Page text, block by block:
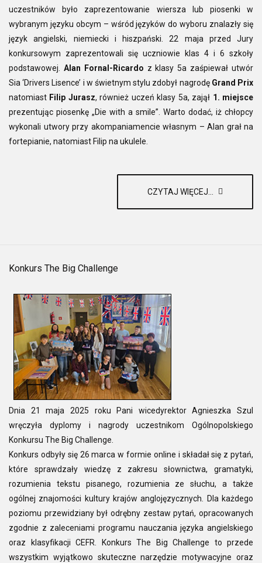
uczestników było zaprezentowanie wiersza lub piosenki w
wybranym języku obcym – wśród języków do wyboru znalazły się
język angielski, niemiecki i hiszpański. 22 maja przed Jury
konkursowym zaprezentowali się uczniowie klas 4 i 6 szkoły
podstawowej. Alan Fornal-Ricardo z klasy 5a zaśpiewał utwór
Sia ‘Drivers Lisence’ i w świetnym stylu zdobył nagrodę Grand Prix
natomiast Filip Jurasz, również uczeń klasy 5a, zajął 1. miejsce
prezentując piosenkę „Die with a smile”. Warto dodać, iż chłopcy
wykonali utwory przy akompaniamencie własnym – Alan grał na
fortepianie, natomiast Filip na ukulele.
CZYTAJ WIĘCEJ...
Konkurs The Big Challenge
Dnia 21 maja 2025 roku Pani wicedyrektor Agnieszka Szul
wręczyła dyplomy i nagrody uczestnikom Ogólnopolskiego
Konkursu The Big Challenge.
Konkurs odbyły się 26 marca w formie online i składał się z pytań,
które sprawdzały wiedzę z zakresu słownictwa, gramatyki,
rozumienia tekstu pisanego, rozumienia ze słuchu, a także
ogólnej znajomości kultury krajów anglojęzycznych. Dla każdego
poziomu przewidziany był odrębny zestaw pytań, opracowanych
zgodnie z zaleceniami programu nauczania języka angielskiego
oraz klasyfikacji CEFR. Konkurs The Big Challenge to przede
wszystkim wyjątkowo skuteczne narzędzie motywacyjne oraz